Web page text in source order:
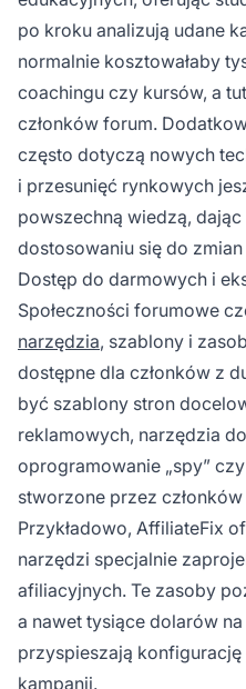
po kroku analizują udane
normalnie kosztowałaby
coachingu czy kursów, a
członków forum.
często dotyczą nowych
i przesunięć rynkowych
powszechną wiedzą,
dostosowaniu się do
Dostęp do darmowych i
Społeczności forumowe
narzędzia, szablony i
dostępne dla członków z
być szablony stron
reklamowych, narzędzia
oprogramowanie „spy”
stworzone przez członków
Przykładowo, AffiliateFix
narzędzi specjalnie
afiliacyjnych. Te zasoby
a nawet tysiące dolarów
przyspieszają
kampanii.